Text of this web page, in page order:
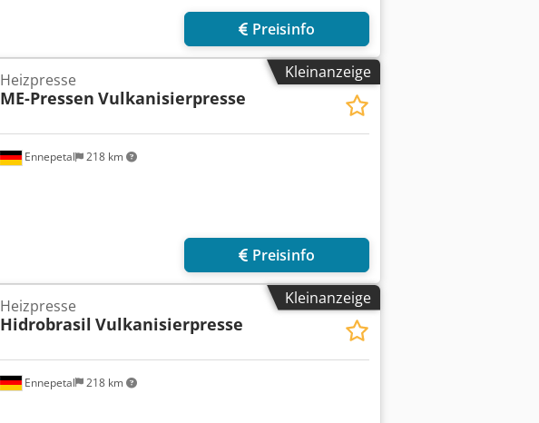
Preisinfo
Kleinanzeige
Ennepetal 218 km
Heizpresse
ME-Pressen Vulkanisierpresse
Preisinfo
Kleinanzeige
Ennepetal 218 km
Heizpresse
Hidrobrasil Vulkanisierpresse